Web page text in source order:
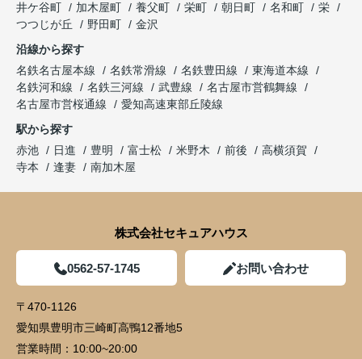
井ケ谷町
加木屋町 養父町 栄町 朝日町 名和町
栄
つつじが丘
野田町
金沢
沿線から探す
名鉄名古屋本線
名鉄常滑線 名鉄豊田線
東海道本線
名鉄河和線
名鉄三河線 武豊線
名古屋市営鶴舞線
名古屋市営桜通線
愛知高速東部丘陵線
駅から探す
赤池
日進 豊明 富士松 米野木 前後
高横須賀
寺本
逢妻 南加木屋
株式会社セキュアハウス
0562-57-1745 お問い合わせ
〒470-1126
愛知県豊明市三崎町高鴨12番地5
営業時間： 10:00~20:00